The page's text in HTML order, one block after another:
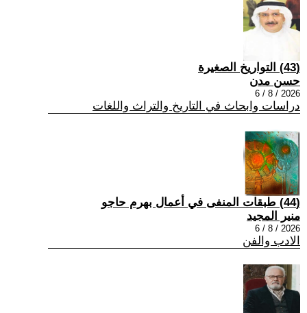
(43) التواريخ الصغيرة
حسن مدن
2026 / 8 / 6
دراسات وابحاث في التاريخ والتراث واللغات
(44) طبقات المنفى في أعمال بهرم حاجو
منير المجيد
2026 / 8 / 6
الادب والفن